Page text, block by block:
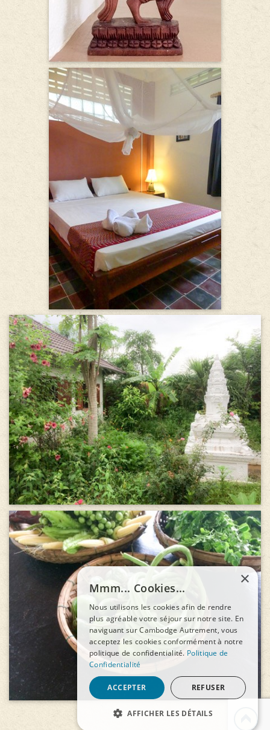
×
Mmm... Cookies...
Nous utilisons les cookies afin de rendre
plus agréable votre séjour sur notre site. En
naviguant sur Cambodge Autrement, vous
acceptez les cookies conformément à notre
politique de confidentialité. Politique de
Confidentialité
ACCEPTER REFUSER
AFFICHER LES DÉTAILS